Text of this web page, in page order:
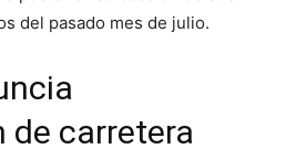
del pasado mes de julio.
carretera